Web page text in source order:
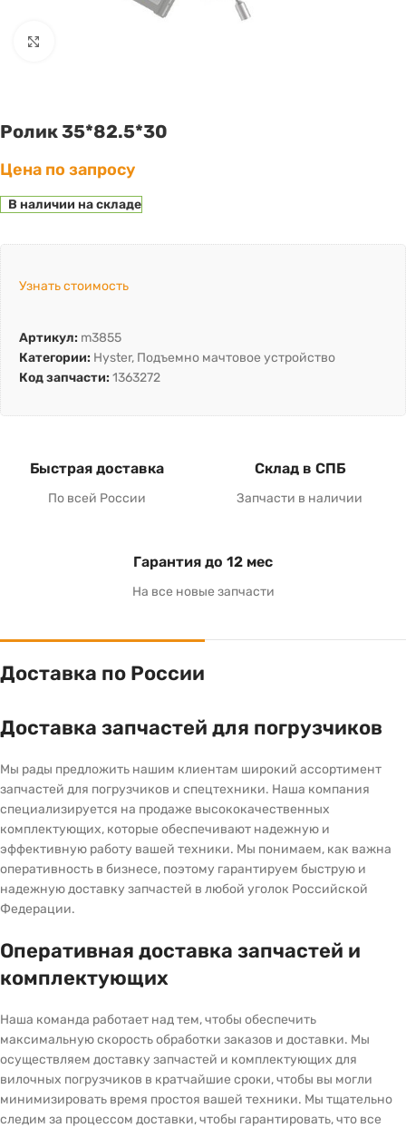
Ролик 35*82.5*30
Цена по запросу
В наличии на складе
Узнать стоимость
Артикул: m3855
Категории: Hyster, Подъемно мачтовое устройство
Код запчасти: 1363272
Быстрая доставка
По всей России
Склад в СПБ
Запчасти в наличии
Гарантия до 12 мес
На все новые запчасти
Доставка по России
Доставка запчастей для погрузчиков
Мы рады предложить нашим клиентам широкий ассортимент
запчастей для погрузчиков и спецтехники. Наша компания
специализируется на продаже высококачественных
комплектующих, которые обеспечивают надежную и
эффективную работу вашей техники. Мы понимаем, как важна
оперативность в бизнесе, поэтому гарантируем быструю и
надежную доставку запчастей в любой уголок Российской
Федерации.
Оперативная доставка запчастей и
комплектующих
Наша команда работает над тем, чтобы обеспечить
максимальную скорость обработки заказов и доставки. Мы
осуществляем доставку запчастей и комплектующих для
вилочных погрузчиков в кратчайшие сроки, чтобы вы могли
минимизировать время простоя вашей техники. Мы тщательно
следим за процессом доставки, чтобы гарантировать, что все